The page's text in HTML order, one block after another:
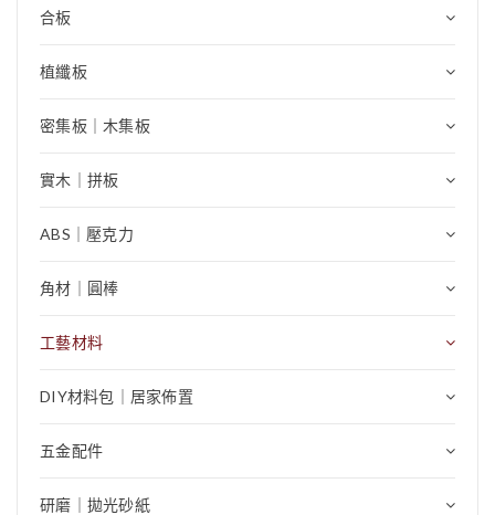
合板
植纖板
密集板｜木集板
實木｜拼板
ABS｜壓克力
角材｜圓棒
工藝材料
DIY材料包｜居家佈置
五金配件
研磨｜拋光砂紙